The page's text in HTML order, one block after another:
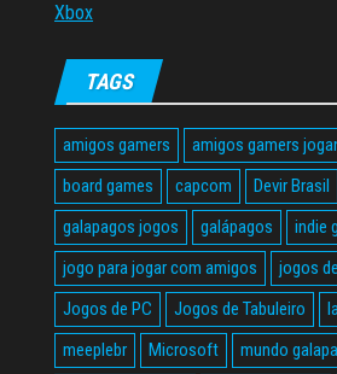
Xbox
TAGS
amigos gamers amigos gamers
board games
capcom Devir Brasil
galapagos jogos
galápagos
indie
jogo para jogar com amigos
jogos
Jogos de PC
Jogos de Tabuleiro
meeplebr
Microsoft
mundo